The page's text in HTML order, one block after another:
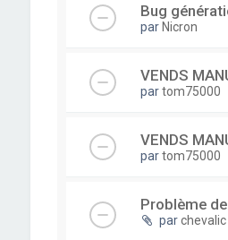
Bug
par Nicron
VENDS
partom75000
VENDS
partom75000
Problème
parchevalic